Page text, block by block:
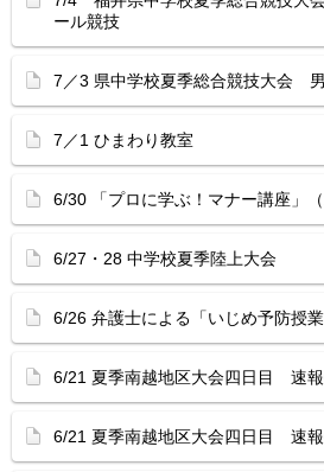
ール競技
7／3 県中学校夏季総合競技大会
7／1 ひまわり教室
6/30 「プロに学ぶ！マナー講座」（
6/27・28 中学校夏季陸上大会
6/26 弁護士による「いじめ予防授業
6/21 夏季南越地区大会四日目 速
6/21 夏季南越地区大会四日目 速